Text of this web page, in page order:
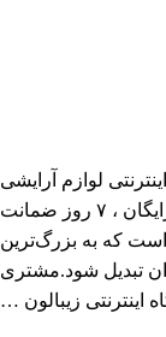
لوازم آرایشی
بهداشتی و زیبایی با پایبندی به سه اصل ارسال رایگان ، ۷ روز ضمانت
که به بزرگ‌ترین
تبدیل شود.مشتری
اینترنتی زیبالون …